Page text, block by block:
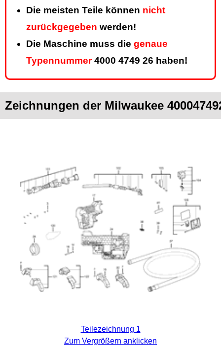
Die meisten Teile können nicht
zurückgegeben werden!
Die Maschine muss die genaue
Typennummer4000 4749 26 haben!
Zeichnungen der Milwaukee
Teilezeichnung 1
Zum Vergrößern anklicken